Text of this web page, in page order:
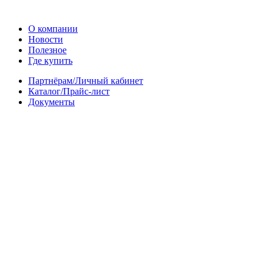
О компании
Новости
Полезное
Где купить
Партнёрам/Личный кабинет
Каталог/Прайс-лист
Документы